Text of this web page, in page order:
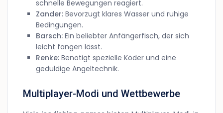
schnelle Bewegungen reagiert.
Zander: Bevorzugt klares Wasser und ruhige
Bedingungen.
Barsch: Ein beliebter Anfängerfisch, der sich
leicht fangen lässt.
Renke: Benötigt spezielle Köder und eine
geduldige Angeltechnik.
Multiplayer-Modi und Wettbewerbe